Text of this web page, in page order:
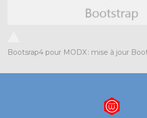
Bootsrap4 pour MODX: mise à jour